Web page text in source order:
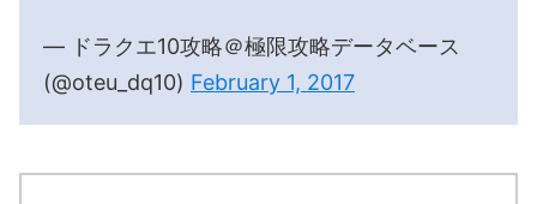
— ドラクエ10攻略＠極限攻略データベース
(@oteu_dq10) February 1, 2017